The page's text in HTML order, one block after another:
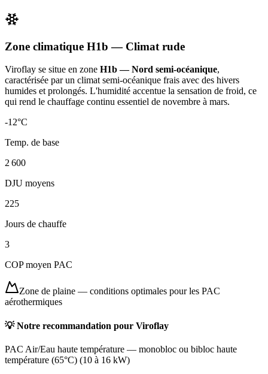
Zone climatique H1b — Climat rude
Viroflay se situe en zone H1b — Nord semi-océanique,
caractérisée par un climat semi-océanique frais avec des hivers
humides et prolongés. L'humidité accentue la sensation de froid, ce
qui rend le chauffage continu essentiel de novembre à mars.
-12°C
Temp. de base
2 600
DJU moyens
225
Jours de chauffe
3
COP moyen PAC
Zone de plaine — conditions optimales pour les PAC
aérothermiques
💡 Notre recommandation pour Viroflay
PAC Air/Eau haute température — monobloc ou bibloc haute
température (65°C) (10 à 16 kW)